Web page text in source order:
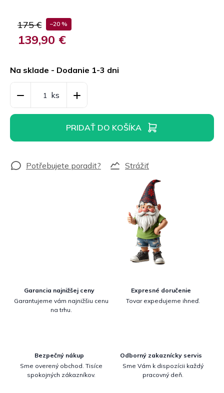
175 € –20 %
139,90 €
cena:
Na sklade - Dodanie 1-3 dni
PRIDAŤ DO KOŠÍKA
Strážiť
Garancia najnižšej ceny
Garantujeme vám najnižšiu cenu
na trhu.
Expresné doručenie
Tovar expedujeme ihneď.
Bezpečný nákup
Sme overený obchod. Tisíce
spokojných zákazníkov.
Odborný zakaznícky servis
Sme Vám k dispozícii každý
pracovný deň.